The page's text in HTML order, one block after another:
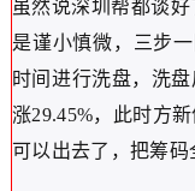
虽然说深圳帮都谈
是谨小慎微，三步
时间进行洗盘，洗
涨29.45%，此时方
可以出去了，把筹码